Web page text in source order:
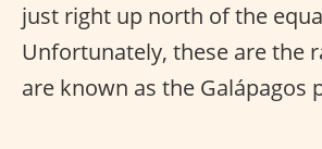
just right up north of the
Unfortunately, these are the
are known as the Galápagos